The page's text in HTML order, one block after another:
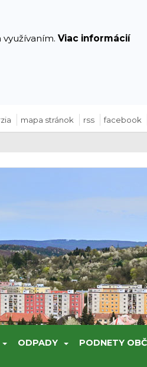
Viac informácií
mapa stránok rss facebook
ODPADY PODNETY